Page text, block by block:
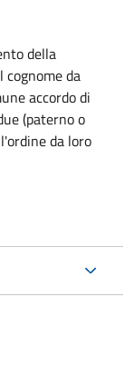
della
cognome da
accordo di
(paterno o
da loro